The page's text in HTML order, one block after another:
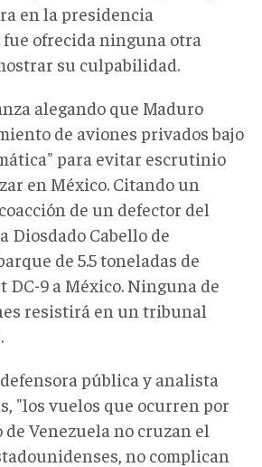
en la presidencia
fue ofrecida ninguna otra
su culpabilidad.
alegando que Maduro
de aviones privados bajo
para evitar escrutinio
en México. Citando un
de un defector del
Diosdado Cabello de
de 5.5 toneladas de
DC-9 a México. Ninguna de
resistirá en un tribunal
pública y analista
"los vuelos que ocurren por
Venezuela no cruzan el
no complican